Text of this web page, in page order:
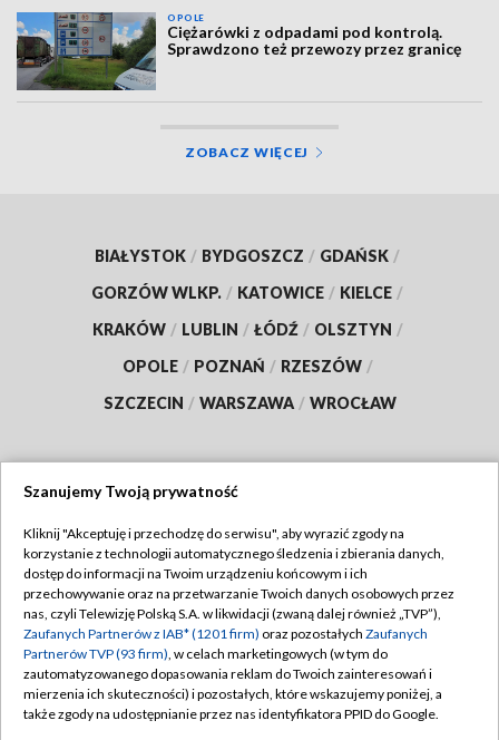
OPOLE
Ciężarówki z odpadami pod kontrolą.
Sprawdzono też przewozy przez granicę
ZOBACZ WIĘCEJ
BIAŁYSTOK / BYDGOSZCZ / GDAŃSK /
GORZÓW WLKP. / KATOWICE / KIELCE /
KRAKÓW / LUBLIN / ŁÓDŹ / OLSZTYN /
OPOLE / POZNAŃ / RZESZÓW /
SZCZECIN / WARSZAWA / WROCŁAW
TVP
Abonament TVP
Emisja w TVP
Centrum informacji TVP
Naziemna Telewizja Cyfrowa
Regulamin TVP
Polityka prywatności
Moje zgody
Pomoc
Szanujemy Twoją prywatność
Kliknij "Akceptuję i przechodzę do serwisu", aby wyrazić zgody na
korzystanie z technologii automatycznego śledzenia i zbierania danych,
dostęp do informacji na Twoim urządzeniu końcowym i ich
przechowywanie oraz na przetwarzanie Twoich danych osobowych przez
nas, czyli Telewizję Polską S.A. w likwidacji (zwaną dalej również „TVP”),
Zaufanych Partnerów z IAB* (1201 firm) oraz pozostałych Zaufanych
Partnerów TVP (93 firm), w celach marketingowych (w tym do
zautomatyzowanego dopasowania reklam do Twoich zainteresowań i
mierzenia ich skuteczności) i pozostałych, które wskazujemy poniżej, a
także zgody na udostępnianie przez nas identyfikatora PPID do Google.